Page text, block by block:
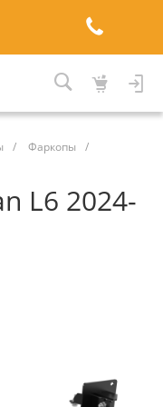
/ Фаркопы
/
L6 2024-